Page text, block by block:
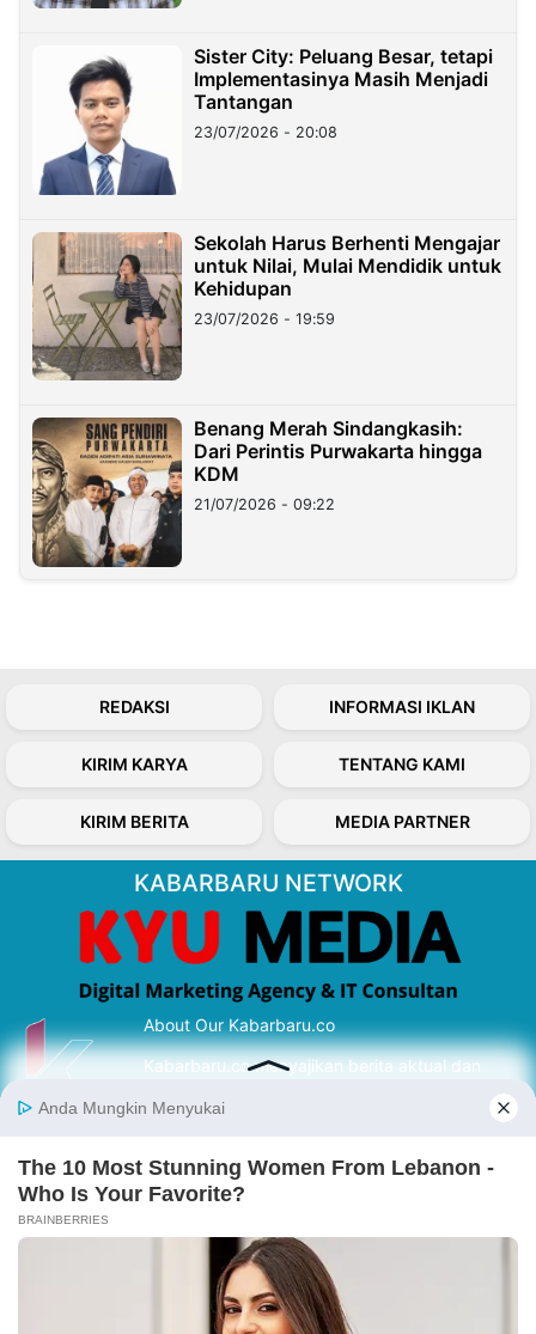
Sister City: Peluang Besar, tetapi
Implementasinya Masih Menjadi
Tantangan
23/07/2026 - 20:08
Sekolah Harus Berhenti Mengajar
untuk Nilai, Mulai Mendidik untuk
Kehidupan
23/07/2026 - 19:59
Benang Merah Sindangkasih:
Dari Perintis Purwakarta hingga
KDM
21/07/2026 - 09:22
REDAKSI INFORMASI IKLAN
KIRIM KARYA TENTANG KAMI
KIRIM BERITA MEDIA PARTNER
KABARBARU NETWORK
About Our Kabarbaru.co
Kabarbaru.co menyajikan berita aktual dan
serta terverifikasi dari sumber yang tepat.
Follow Kabarbaru